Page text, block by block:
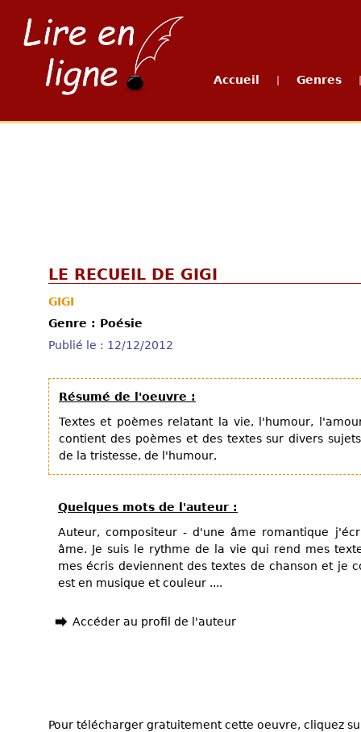
Accueil Genres
LE RECUEIL DE GIGI
GIGI
Genre : Poésie
Publié le : 12/12/2012
Résumé de l'oeuvre :
Textes et poèmes relatant la vie, l'humour,
contient des poèmes et des textes sur divers
de la tristesse, de l'humour,
Quelques mots de l'auteur :
Auteur, compositeur - d'une âme romantique
âme. Je suis le rythme de la vie qui rend mes
mes écris deviennent des textes de chanson et je
est en musique et couleur ....
Accéder au profil de l'auteur
Pour télécharger gratuitement cette oeuvre, cliquez